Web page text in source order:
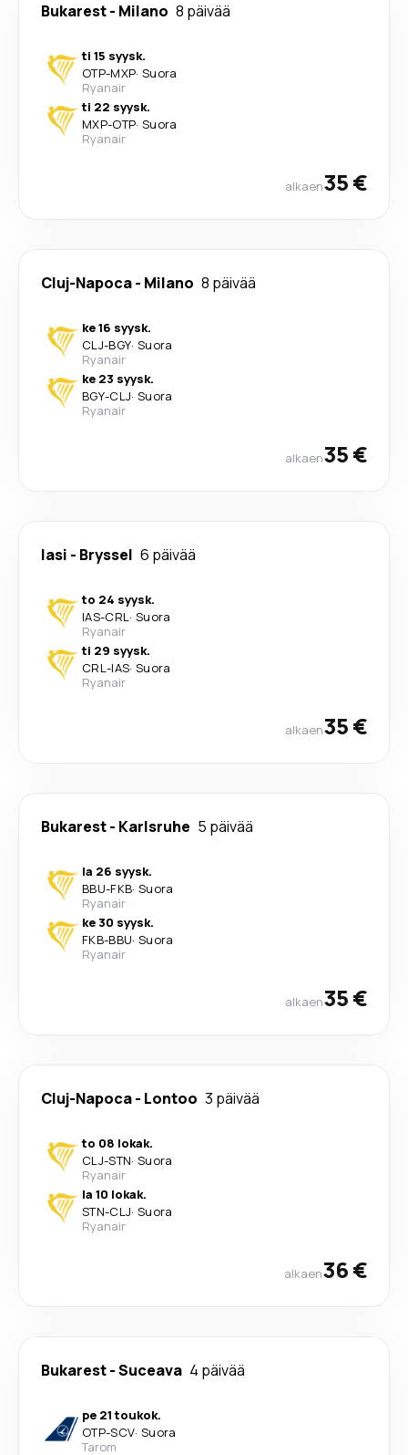
Bukarest- Milano 8 päivää
ti 15 syysk.
OTP-MXP· Suora
Ryanair
ti 22 syysk.
MXP-OTP· Suora
Ryanair
alkaen35 €
Cluj-Napoca- Milano 8 päivää
ke 16 syysk.
CLJ-BGY· Suora
Ryanair
ke 23 syysk.
BGY-CLJ· Suora
Ryanair
alkaen35 €
Iasi - Bryssel 6 päivää
to 24 syysk.
IAS-CRL· Suora
Ryanair
ti 29 syysk.
CRL-IAS· Suora
Ryanair
alkaen35 €
Bukarest- Karlsruhe 5 päivää
la 26 syysk.
BBU-FKB· Suora
Ryanair
ke 30 syysk.
FKB-BBU· Suora
Ryanair
alkaen35 €
Cluj-Napoca- Lontoo 3 päivää
to 08 lokak.
CLJ-STN· Suora
Ryanair
la 10 lokak.
STN-CLJ· Suora
Ryanair
alkaen36 €
Bukarest-Suceava 4 päivää
pe 21 toukok.
OTP-SCV· Suora
Tarom